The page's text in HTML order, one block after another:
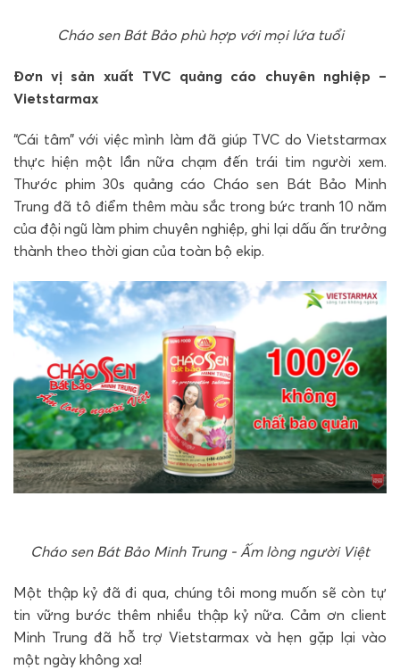
Cháo sen Bát Bảo phù hợp với mọi lứa tuổi
Đơn vị sản xuất TVC quảng cáo chuyên nghiệp –
Vietstarmax
“Cái tâm” với việc mình làm đã giúp TVC do Vietstarmax
thực hiện một lần nữa chạm đến trái tim người xem.
Thước phim 30s quảng cáo Cháo sen Bát Bảo Minh
Trung đã tô điểm thêm màu sắc trong bức tranh 10 năm
của đội ngũ làm phim chuyên nghiệp, ghi lại dấu ấn trưởng
thành theo thời gian của toàn bộ ekip.
Cháo sen Bát Bảo Minh Trung - Ấm lòng người Việt
Một thập kỷ đã đi qua, chúng tôi mong muốn sẽ còn tự
tin vững bước thêm nhiều thập kỷ nữa. Cảm ơn client
Minh Trung đã hỗ trợ Vietstarmax và hẹn gặp lại vào
một ngày không xa!